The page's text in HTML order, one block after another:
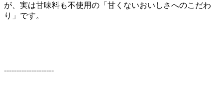
が、実は甘味料も不使用の「甘くないおいしさへのこだわ
り」です。
--------------------